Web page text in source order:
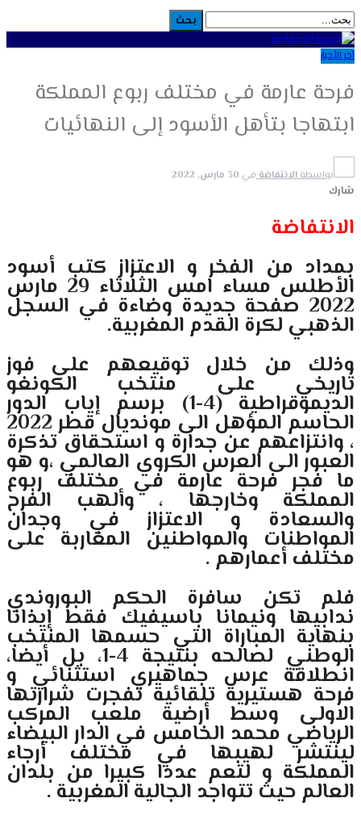
آخر الأخبار
فرحة عارمة في مختلف ربوع المملكة
ابتهاجا بتأهل الأسود إلى النهائيات
بواسطةالانتفاضة في 30 مارس, 2022
شارك
الانتفاضة
بمداد من الفخر و الاعتزاز كتب أسود
الأطلس مساء امس الثلاثاء 29 مارس
2022 صفحة جديدة وضاءة في السجل
الذهبي لكرة القدم المغربية.
وذلك من خلال توقيعهم على فوز
تاريخي على منتخب الكونغو
الديموقراطية (4-1) برسم إياب الدور
الحاسم المؤهل الى مونديال قطر 2022
، وانتزاعهم عن جدارة و استحقاق تذكرة
العبور الى العرس الكروي العالمي ،و هو
ما فجر فرحة عارمة في مختلف ربوع
المملكة وخارجها ، وألهب الفرح
والسعادة و الاعتزاز في وجدان
المواطنات والمواطنين المغاربة على
مختلف أعمارهم .
فلم تكن سافرة الحكم البوروندي
ندابيها ونيمانا باسيفيك فقط إيذانا
بنهاية المباراة التي حسمها المنتخب
الوطني لصالحه بنتيجة 4-1، بل أيضا،
انطلاقة عرس جماهيري استثنائي و
فرحة هستيرية تلقائية تفجرت شرارتها
الاولى وسط أرضية ملعب المركب
الرياضي محمد الخامس في الدار البيضاء
لينتشر لهيبها في مختلف أرجاء
المملكة و لتعم عددا كبيرا من بلدان
العالم حيث تتواجد الجالية المغربية .